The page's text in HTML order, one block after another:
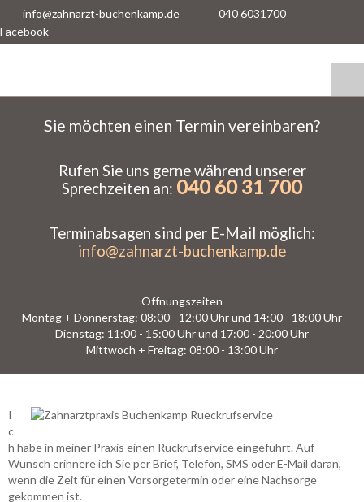
info@zahnarzt-buchenkamp.de
040 6031700
Facebook
Sie möchten einen Termin vereinbaren?
Rufen Sie uns gerne während unserer
Sprechzeiten an: 040 60 31 700
Terminabsagen sind per E-Mail möglich:
info@zahnarzt-buchenkamp.de
Öffnungszeiten
Montag + Donnerstag: 08:00 - 12:00 Uhr und 14:00 - 18:00 Uhr
Dienstag: 11:00 - 15:00 Uhr und 17:00 - 20:00 Uhr
Mittwoch + Freitag: 08:00 - 13:00 Uhr
I
c
h habe in meiner Praxis einen Rückrufservice eingeführt. Auf
Wunsch erinnere ich Sie per Brief, Telefon, SMS oder E-Mail daran,
wenn die Zeit für einen Vorsorgetermin oder eine Nachsorge
gekommen ist.